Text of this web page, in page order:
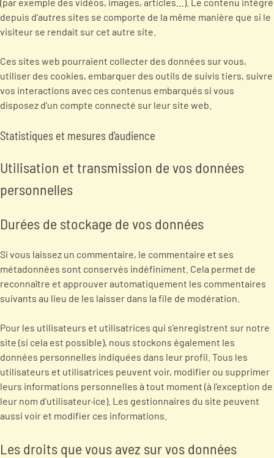
depuis d’autres sites se comporte de la même manière que si le
visiteur se rendait sur cet autre site.
Ces sites web pourraient collecter des données sur vous,
utiliser des cookies, embarquer des outils de suivis tiers, suivre
vos interactions avec ces contenus embarqués si vous
disposez d’un compte connecté sur leur site web.
Statistiques et mesures d’audience
Utilisation et transmission de vos données
personnelles
Durées de stockage de vos données
Si vous laissez un commentaire, le commentaire et ses
métadonnées sont conservés indéfiniment. Cela permet de
reconnaître et approuver automatiquement les commentaires
suivants au lieu de les laisser dans la file de modération.
Pour les utilisateurs et utilisatrices qui s’enregistrent sur notre
site (si cela est possible), nous stockons également les
données personnelles indiquées dans leur profil. Tous les
utilisateurs et utilisatrices peuvent voir, modifier ou supprimer
leurs informations personnelles à tout moment (à l’exception de
leur nom d’utilisateur·ice). Les gestionnaires du site peuvent
aussi voir et modifier ces informations.
Les droits que vous avez sur vos données